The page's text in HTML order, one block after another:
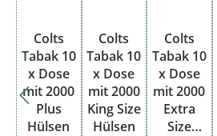
Colts
Tabak 10
x Dose
mit 2000
Plus
Hülsen
Colts
Tabak 10
x Dose
mit 2000
King Size
Hülsen
Colts
Tabak 10
x Dose
mit 2000
Extra
Size